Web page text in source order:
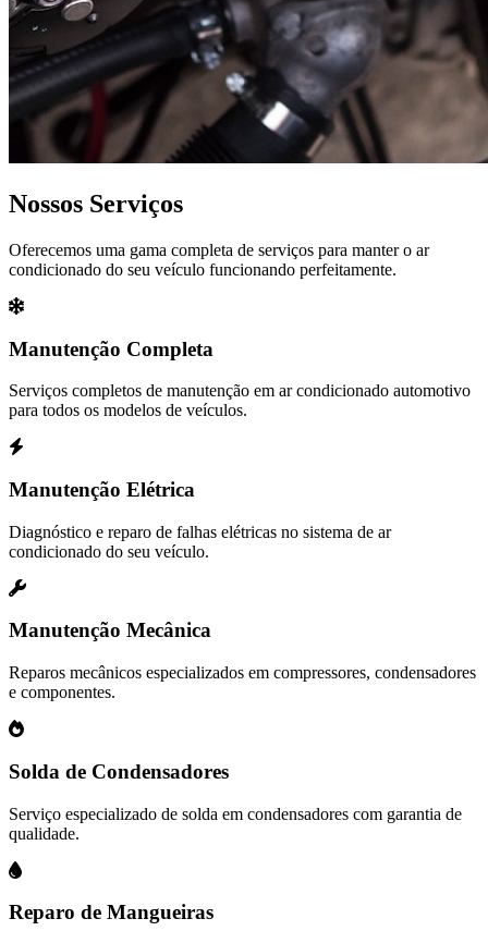
Nossos Serviços
Oferecemos uma gama completa de serviços para manter o ar
condicionado do seu veículo funcionando perfeitamente.
Manutenção Completa
Serviços completos de manutenção em ar condicionado automotivo
para todos os modelos de veículos.
Manutenção Elétrica
Diagnóstico e reparo de falhas elétricas no sistema de ar
condicionado do seu veículo.
Manutenção Mecânica
Reparos mecânicos especializados em compressores, condensadores
e componentes.
Solda de Condensadores
Serviço especializado de solda em condensadores com garantia de
qualidade.
Reparo de Mangueiras